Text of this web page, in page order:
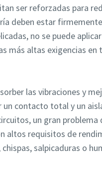
ser reforzadas para
deben estar
no se puede
más altas exigencias
las vibraciones y
contacto total y un
un gran
altos requisitos de
salpicaduras o